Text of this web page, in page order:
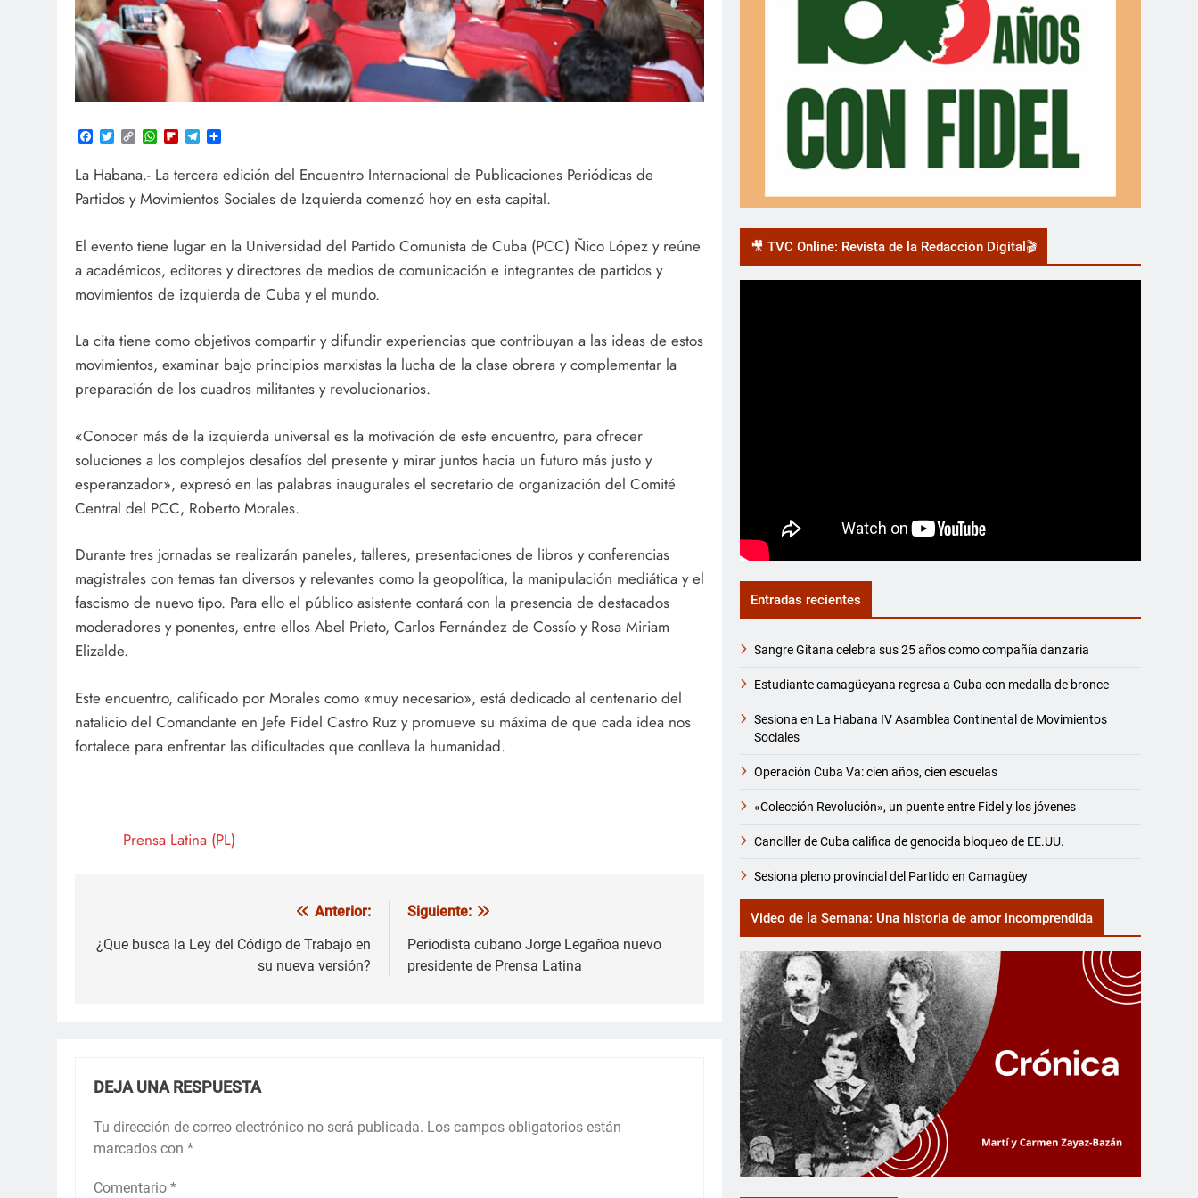
Facebook
TwitterCopy
Link
WhatsApp
FlipboardTelegram
La Habana.- La tercera edición del Encuentro Internacional de Publicaciones Periódicas de
Partidos y Movimientos Sociales de Izquierda comenzó hoy en esta capital.
El evento tiene lugar en la Universidad del Partido Comunista de Cuba (PCC) Ñico López y reúne
a académicos, editores y directores de medios de comunicación e integrantes de partidos y
movimientos de izquierda de Cuba y el mundo.
La cita tiene como objetivos compartir y difundir experiencias que contribuyan a las ideas de estos
movimientos, examinar bajo principios marxistas la lucha de la clase obrera y complementar la
preparación de los cuadros militantes y revolucionarios.
«Conocer más de la izquierda universal es la motivación de este encuentro, para ofrecer
soluciones a los complejos desafíos del presente y mirar juntos hacia un futuro más justo y
esperanzador», expresó en las palabras inaugurales el secretario de organización del Comité
Central del PCC, Roberto Morales.
Durante tres jornadas se realizarán paneles, talleres, presentaciones de libros y conferencias
magistrales con temas tan diversos y relevantes como la geopolítica, la manipulación mediática y el
fascismo de nuevo tipo. Para ello el público asistente contará con la presencia de destacados
moderadores y ponentes, entre ellos Abel Prieto, Carlos Fernández de Cossío y Rosa Miriam
Elizalde.
Este encuentro, calificado por Morales como «muy necesario», está dedicado al centenario del
natalicio del Comandante en Jefe Fidel Castro Ruz y promueve su máxima de que cada idea nos
fortalece para enfrentar las dificultades que conlleva la humanidad.
Prensa Latina (PL)
de
Anterior:
¿Que busca la Ley del Código de Trabajo en
su nueva versión?
Siguiente:
Periodista cubano Jorge Legañoa nuevo
presidente de Prensa Latina
DEJA UNA RESPUESTA
Tu dirección de correo electrónico no será publicada. Los campos obligatorios están
marcados con *
Comentario *
🎥 TVC Online: Revista de la Redacción Digital🎬
Entradas recientes
Sangre Gitana celebra sus 25 años como compañía danzaria
Estudiante camagüeyana regresa a Cuba con medalla de bronce
Sesiona en La Habana IV Asamblea Continental de Movimientos
Sociales
Operación Cuba Va: cien años, cien escuelas
«Colección Revolución», un puente entre Fidel y los jóvenes
Canciller de Cuba califica de genocida bloqueo de EE.UU.
Sesiona pleno provincial del Partido en Camagüey
Video de la Semana: Una historia de amor incomprendida